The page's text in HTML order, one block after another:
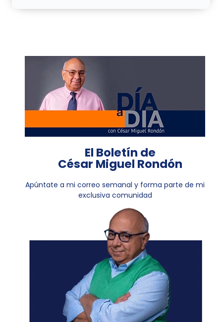
El Boletín de
César Miguel Rondón
Apúntate a mi correo semanal y forma parte de mi
exclusiva comunidad